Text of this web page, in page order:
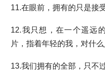
11.在眼前，拥有的只是接
12.我只想，在一个遥远
片，指着年轻的我，对什么
13.我们拥有的全部，只不